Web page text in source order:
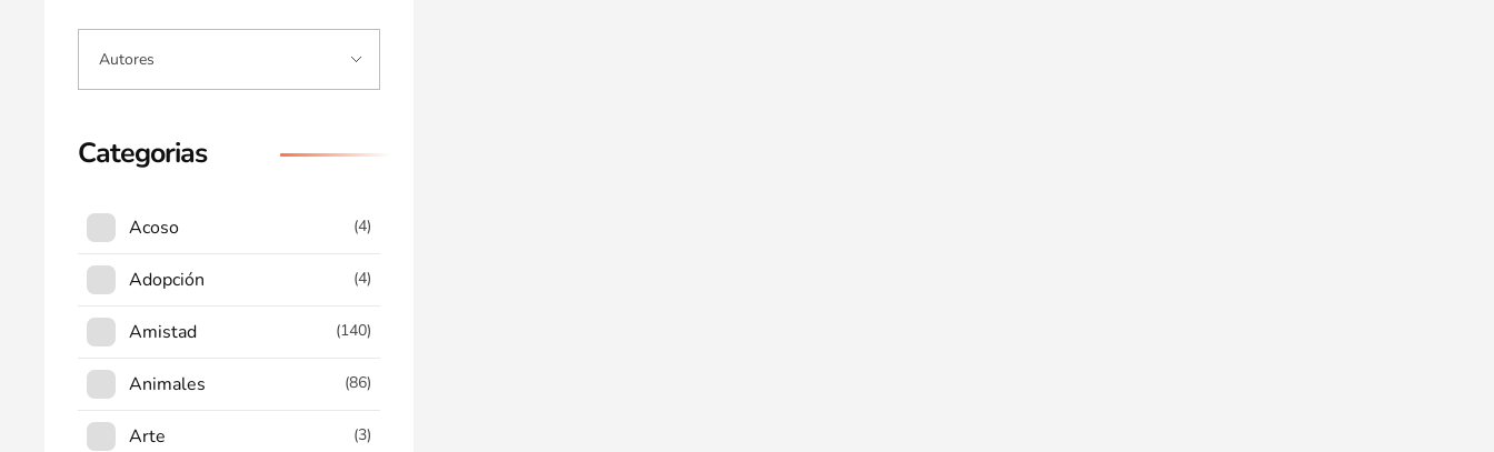
Categorias
Acoso (4)
Adopción (4)
Amistad (140)
Animales (86)
Arte (3)